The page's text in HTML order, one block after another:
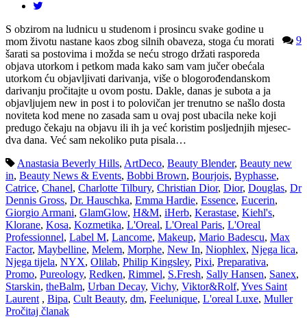
9
S obzirom na ludnicu u studenom i prosincu svake godine u
mom životu nastane kaos zbog silnih obaveza, stoga ću morati
šarati sa postovima i možda se neću strogo držati rasporeda
objava utorkom i petkom mada kako sam vam jučer obećala
utorkom ću objavljivati darivanja, više o blogorođendanskom
darivanju pročitajte u ovom postu. Dakle, danas je subota a ja
objavljujem new in post i to polovičan jer trenutno se našlo dosta
noviteta kod mene no zasada sam u ovaj post ubacila neke koji
predugo čekaju na objavu ili ih ja već koristim posljednjih mjesec-
dva dana. Već sam nekoliko puta pisala…
Anastasia Beverly Hills, ArtDeco, Beauty Blender, Beauty new
in, Beauty News & Events, Bobbi Brown, Bourjois, Byphasse,
Catrice, Chanel, Charlotte Tilbury, Christian Dior, Dior, Douglas, Dr
Dennis Gross, Dr. Hauschka, Emma Hardie, Essence, Eucerin,
Giorgio Armani, GlamGlow, H&M, iHerb, Kerastase, Kiehl's,
Klorane, Kosa, Kozmetika, L'Oreal, L'Oreal Paris, L'Oreal
Professionnel, Label M, Lancome, Makeup, Mario Badescu, Max
Factor, Maybelline, Melem, Morphe, New In, Niophlex, Njega lica,
Njega tijela, NYX, Olilab, Philip Kingsley, Pixi, Preparativa,
Promo, Pureology, Redken, Rimmel, S.Fresh, Sally Hansen, Sanex,
Starskin, theBalm, Urban Decay, Vichy, Viktor&Rolf, Yves Saint
Laurent , Bipa, Cult Beauty, dm, Feelunique, L'oreal Luxe, Muller
Pročitaj članak